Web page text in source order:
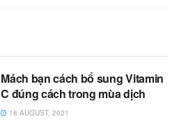
Mách bạn cách bổ sung Vitamin
C đúng cách trong mùa dịch
18 AUGUST, 2021